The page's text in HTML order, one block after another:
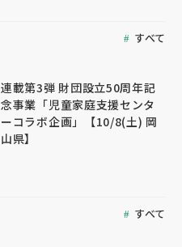
すべて
連載第3弾 財団設立50周年記
念事業「児童家庭支援センタ
ーコラボ企画」【10/8(土) 岡
山県】
すべて